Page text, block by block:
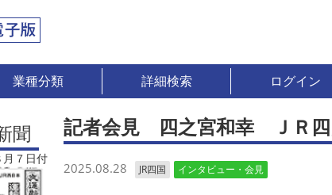
業種分類 詳細検索 ログイン
聞
７日付
記者会見 四之宮和幸 ＪＲ四
2025.08.28 JR四国 インタビュー・会見